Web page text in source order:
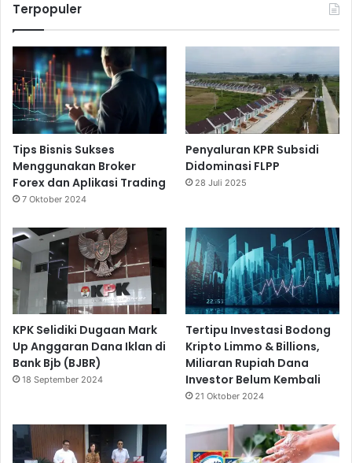
Terpopuler
Tips Bisnis Sukses
Menggunakan Broker
Forex dan Aplikasi Trading
7 Oktober 2024
Penyaluran KPR Subsidi
Didominasi FLPP
28 Juli 2025
KPK Selidiki Dugaan Mark
Up Anggaran Dana Iklan di
Bank Bjb (BJBR)
18 September 2024
Tertipu Investasi Bodong
Kripto Limmo & Billions,
Miliaran Rupiah Dana
Investor Belum Kembali
21 Oktober 2024